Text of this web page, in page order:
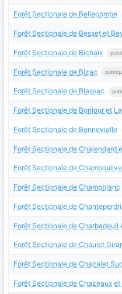
Forêt Sectionale de Bellecombe
Forêt Sectionale de Besset et
Forêt Sectionale de Bichaix
Forêt Sectionale de Bizac
Forêt Sectionale de Blassac
Forêt Sectionale de Bonjour et
Forêt Sectionale de Bonnevialle
Forêt Sectionale de Chalendard
Forêt Sectionale de
Forêt Sectionale de Champblanc
Forêt Sectionale de
Forêt Sectionale de Charbadeuil
Forêt Sectionale de Chaulet
Forêt Sectionale de Chazalet
Forêt Sectionale de Chazeaux et